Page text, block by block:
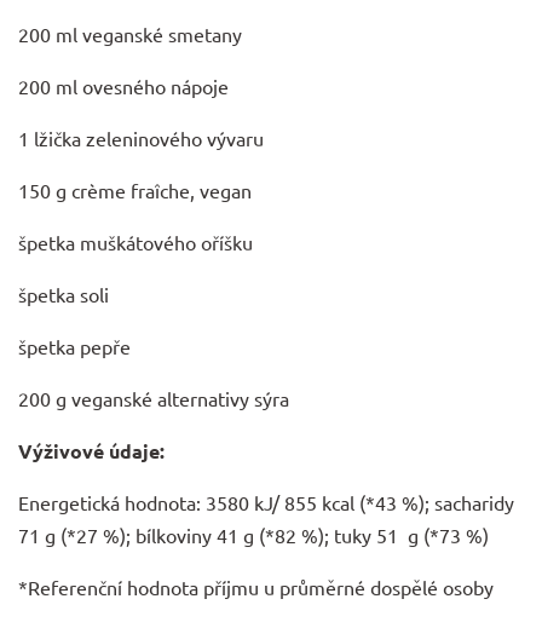
200 ml veganské smetany
200 ml ovesného nápoje
1 lžička zeleninového vývaru
150 g crème fraîche, vegan
špetka muškátového oříšku
špetka soli
špetka pepře
200 g veganské alternativy sýra
Výživové údaje:
Energetická hodnota: 3580 kJ/ 855 kcal (*43 %); sacharidy
71 g (*27 %); bílkoviny 41 g (*82 %); tuky 51 g (*73 %)
*Referenční hodnota příjmu u průměrné dospělé osoby